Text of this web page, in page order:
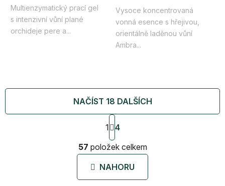
5
hvězdiček.
Multienzymatický prací gel
s intenzivní vůní plané
orchideje pere a...
Vysoce koncentrovaná
vonná esence s hřejivou,
orientálně laděnou vůní
Ambra...
O
v
l
á
d
NAČÍST 18 DALŠÍCH
S
t
r
á
n
k
1
4
57 položek celkem
NAHORU